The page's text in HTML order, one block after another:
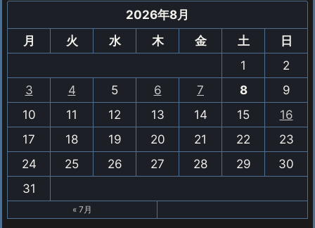
2026年8月
月
火 水 木 金 土
日
1
2
3
4 5 6 7 8
9
10
11 12 13 14 15
16
17
18 19 20 21 22
23
24
25 26 27 28 29
30
31
« 7月